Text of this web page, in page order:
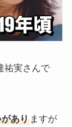
祐実さんで
ありますが